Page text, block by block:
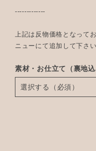
-------------
上記は反物価格となって
ニューにて追加して下さい
素材・お仕立て（裏地込